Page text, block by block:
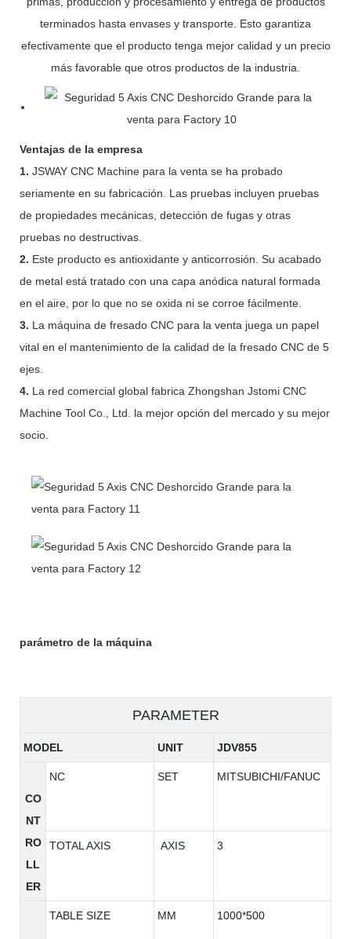
terminados hasta envases y transporte. Esto garantiza
efectivamente que el producto tenga mejor calidad y un precio
más favorable que otros productos de la industria.
Ventajas de la empresa
1. JSWAY CNC Machine para la venta se ha probado
seriamente en su fabricación. Las pruebas incluyen pruebas
de propiedades mecánicas, detección de fugas y otras
pruebas no destructivas.
2. Este producto es antioxidante y anticorrosión. Su acabado
de metal está tratado con una capa anódica natural formada
en el aire, por lo que no se oxida ni se corroe fácilmente.
3. La máquina de fresado CNC para la venta juega un papel
vital en el mantenimiento de la calidad de la fresado CNC de 5
ejes.
4. La red comercial global fabrica Zhongshan Jstomi CNC
Machine Tool Co., Ltd. la mejor opción del mercado y su mejor
socio.
parámetro de la máquina
PARAMETER
MODEL UNIT JDV855
CO
NT
RO
LL
ER
NC SET MITSUBICHI/FANUC
TOTAL AXIS AXIS 3
TABLE SIZE MM 1000*500